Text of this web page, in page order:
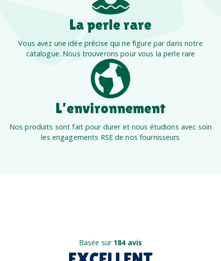
La perle rare
Vous avez une idée précise qui ne figure par dans notre
catalogue. Nous trouverons pour vous la perle rare
L’environnement
Nos produits sont fait pour durer et nous étudions avec soin
les engagements RSE de nos fournisseurs
Basée sur 184 avis